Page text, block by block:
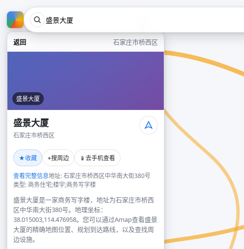
返回 石家庄市桥西区
盛景大厦
盛景大厦
石家庄市桥西区
★收藏 ⌖搜周边 📱 去手机查看
查看完整信息地址: 石家庄市桥西区中华南大街380号
类型: 商务住宅;楼宇;商务写字楼
盛景大厦是一家商务写字楼，地址为石家庄市桥西
区中华南大街380号。地理坐标：
38.015003,114.476958。您可以通过Amap查看盛景
大厦的精确地图位置、规划到达路线，以及查找周
边设施。